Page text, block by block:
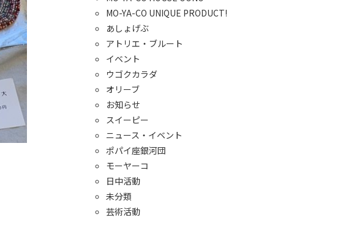
MO-YA-CO UNIQUE PRODUCT!
あしょげぶ
アトリエ・ブルート
イベント
ウゴクカラダ
オリーブ
お知らせ
スイーピー
ニュース・イベント
ポパイ座銀河団
モーヤーコ
日中活動
未分類
芸術活動